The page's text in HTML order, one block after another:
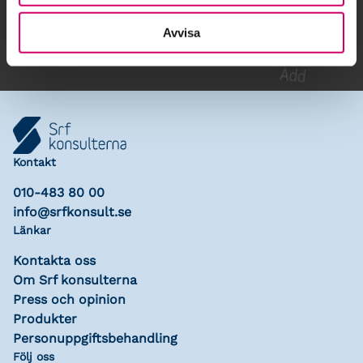
Avvisa
Lägg till i kalender
Kontakt
010-483 80 00
info@srfkonsult.se
Länkar
Kontakta oss
Om Srf konsulterna
Press och opinion
Produkter
Personuppgiftsbehandling
Följ oss